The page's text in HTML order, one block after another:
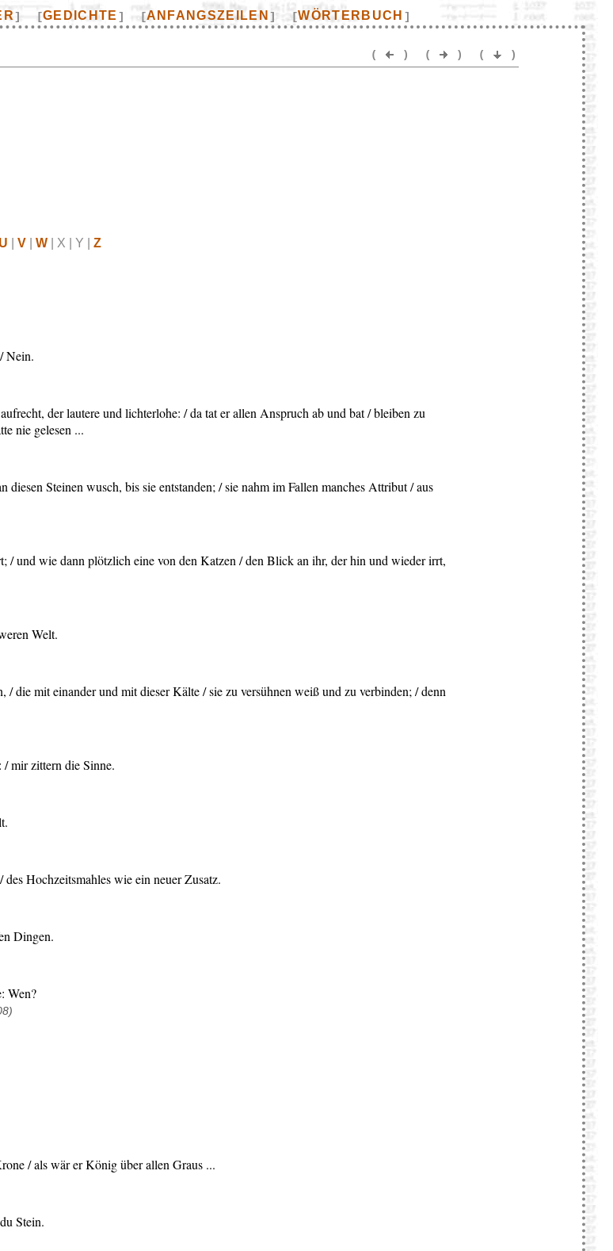
] [GEDICHTE ] [ANFANGSZEILEN ] [WÖRTERBUCH ]
( ) ( ) ( )
U V W | X | Y | Z
Nein.
der lautere und lichterlohe: / da tat er allen Anspruch ab und bat / bleiben zu
nie gelesen ...
Steinen wusch, bis sie entstanden; / sie nahm im Fallen manches Attribut / aus
/ und wie dann plötzlich eine von den Katzen / den Blick an ihr, der hin und wieder irrt,
Welt.
die mit einander und mit dieser Kälte / sie zu versühnen weiß und zu verbinden; / denn
mir zittern die Sinne.
Hochzeitsmahles wie ein neuer Zusatz.
Dingen.
Wen?
/ als wär er König über allen Graus ...
Stein.